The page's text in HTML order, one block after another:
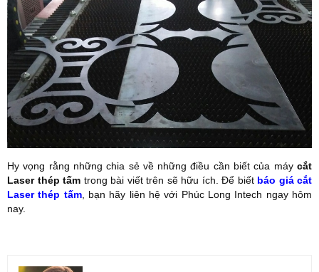
Hy vọng rằng những chia sẻ về những điều cần biết của máy cắt
Laser thép tấm trong bài viết trên sẽ hữu ích. Để biết báo giá cắt
Laser thép tấm, bạn hãy liên hệ với Phúc Long Intech ngay hôm
nay.